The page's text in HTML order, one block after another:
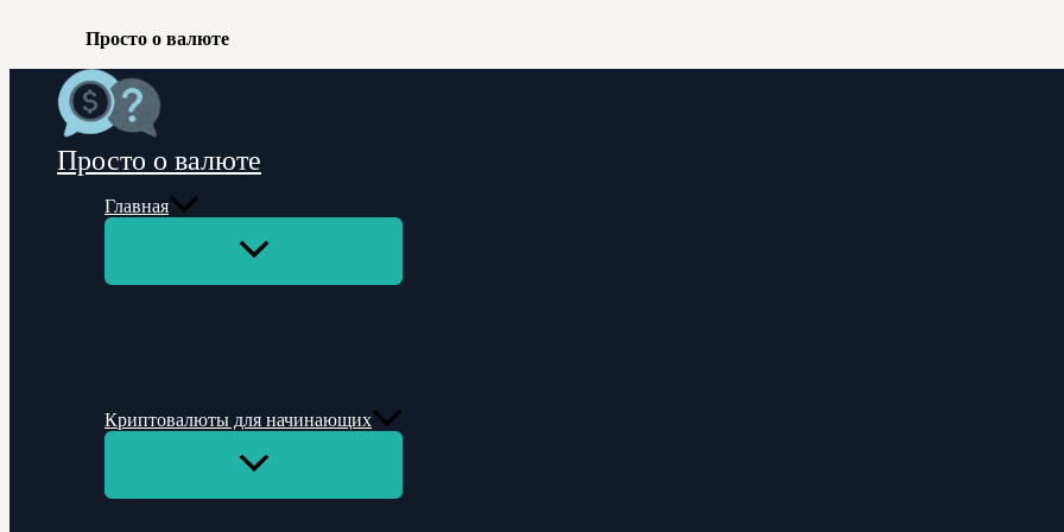
Просто о валюте
Перейти
содержимому
Просто о валюте
Главная
Переключатель
Криптовалюты для начинающих
Переключатель